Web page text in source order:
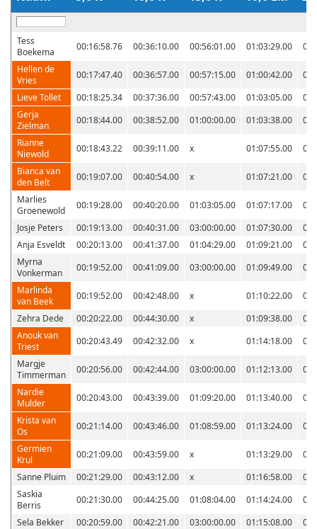
Tess
Boekema
00:16:58.76 00:36:10.00 00:56:01.00 01:03:29.00
Hellen de
Vries
00:17:47.40 00:36:57.00 00:57:15.00 01:00:42.00
Lieve Tollet
00:18:25.34 00:37:36.00 00:57:43.00 01:03:05.00
Gerja
Zielman
00:18:44.00 00:38:52.00 01:00:00.00 01:03:38.00
Rianne
Niewold
00:18:43.22 00:39:11.00 x 01:07:55.00
Bianca van
den Belt
00:19:07.00 00:40:54.00 x 01:07:21.00
Marlies
Groenewold
00:19:28.00 00:40:20.00 01:03:05.00 01:07:17.00
Josje Peters
00:19:13.00 00:40:31.00 03:00:00.00 01:07:30.00
Anja Esveldt
00:20:13.00 00:41:37.00 01:04:29.00 01:09:21.00
Myrna
Vonkerman
00:19:52.00 00:41:09.00 03:00:00.00 01:09:49.00
Marlinda
van Beek
00:19:52.00 00:42:48.00 x 01:10:22.00
Zehra Dede
00:20:22.00 00:44:30.00 x 01:09:38.00
Anouk van
Triest
00:20:43.49 00:42:32.00 x 01:14:18.00
Margje
Timmerman
00:20:56.00 00:42:44.00 03:00:00.00 01:12:13.00
Nardie
Mulder
00:20:43.00 00:43:39.00 01:09:20.00 01:13:40.00
Krista van
Os
00:21:14.00 00:43:46.00 01:08:59.00 01:13:24.00
Germien
Krul
00:21:09.00 00:43:59.00 x 01:13:29.00
Sanne Pluim
00:21:29.00 00:43:12.00 x 01:16:58.00
Saskia
Berris
00:21:30.00 00:44:25.00 01:08:04.00 01:14:24.00
Sela Bekker
00:20:59.00 00:42:21.00 03:00:00.00 01:15:08.00